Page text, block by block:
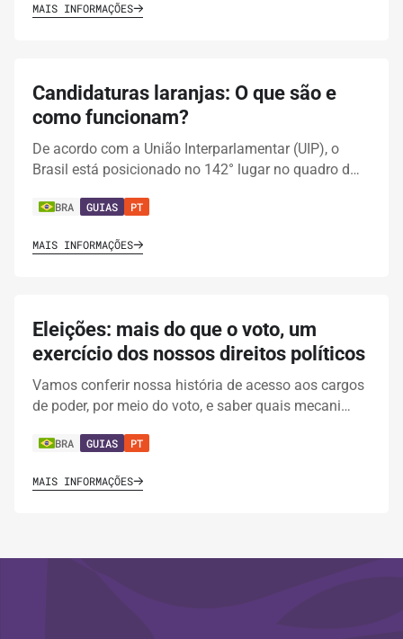
MAIS INFORMAÇÕES
Candidaturas laranjas: O que são e
como funcionam?
De acordo com a União Interparlamentar (UIP), o
Brasil está posicionado no 142° lugar no quadro d…
BRA GUIAS PT
MAIS INFORMAÇÕES
Eleições: mais do que o voto, um
exercício dos nossos direitos políticos
Vamos conferir nossa história de acesso aos cargos
de poder, por meio do voto, e saber quais mecani…
BRA GUIAS PT
MAIS INFORMAÇÕES